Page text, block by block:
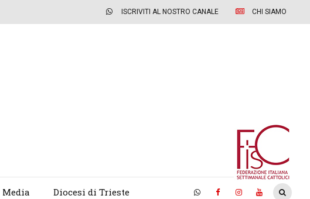
ISCRIVITI AL NOSTRO CANALE CHI SIAMO
Media Diocesi di Trieste